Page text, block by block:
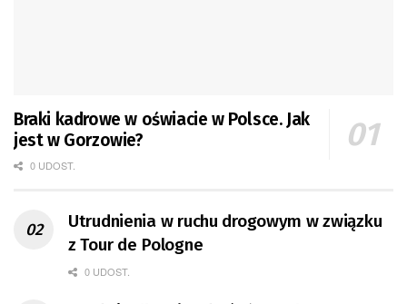
Braki kadrowe w oświacie w Polsce. Jak
jest w Gorzowie?
0 UDOST.
Utrudnienia w ruchu drogowym w związku
z Tour de Pologne
0 UDOST.